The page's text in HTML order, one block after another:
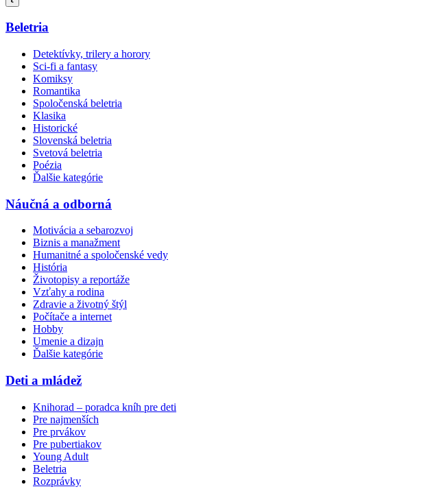
Beletria
Detektívky, trilery a horory
Sci-fi a fantasy
Komiksy
Romantika
Spoločenská beletria
Klasika
Historické
Slovenská beletria
Svetová beletria
Poézia
Ďalšie kategórie
Náučná a odborná
Motivácia a sebarozvoj
Biznis a manažment
Humanitné a spoločenské vedy
História
Životopisy a reportáže
Vzťahy a rodina
Zdravie a životný štýl
Počítače a internet
Hobby
Umenie a dizajn
Ďalšie kategórie
Deti a mládež
Knihorad – poradca kníh pre deti
Pre najmenších
Pre prvákov
Pre pubertiakov
Young Adult
Beletria
Rozprávky